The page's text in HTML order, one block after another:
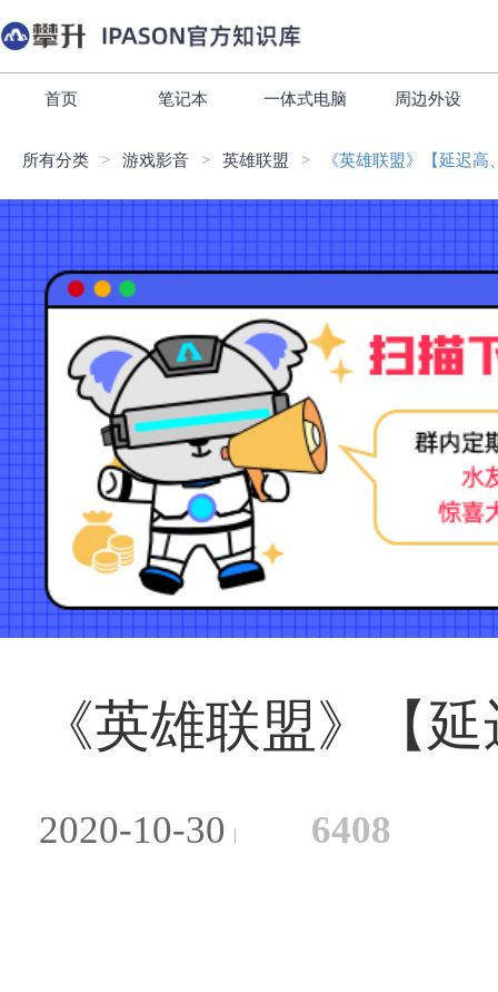
首页 笔记本 一体式电脑 周边外设
所有分类 游戏影音 英雄联盟 《英雄联盟》【延迟
《英雄联盟》【
2020-10-30 6408